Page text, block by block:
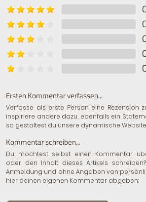
Ersten Kommentar verfassen...
Verfasse als erste Person eine Rezension
inspiriere andere dazu, ebenfalls ein
so gestaltest du unsere dynamische
Kommentar schreiben...
Du möchtest selbst einen Kommentar
oder den Inhalt dieses Artikels
Anmeldung und ohne Angaben von
hier deinen eigenen Kommentar abgeben: